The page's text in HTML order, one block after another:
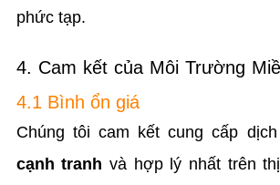
phức tạp.
4. Cam kết của Môi Trường
4.1 Bình ổn giá
Chúng tôi cam kết cung cấp
cạnh tranh và hợp lý nhất trên